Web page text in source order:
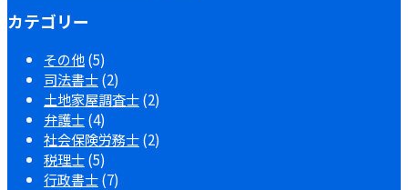
カテゴリー
その他(5)
司法書士(2)
土地家屋調査士(2)
弁護士(4)
社会保険労務士(2)
税理士(5)
行政書士(7)